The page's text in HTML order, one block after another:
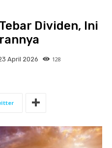
Dividen, Ini
April 2026 128